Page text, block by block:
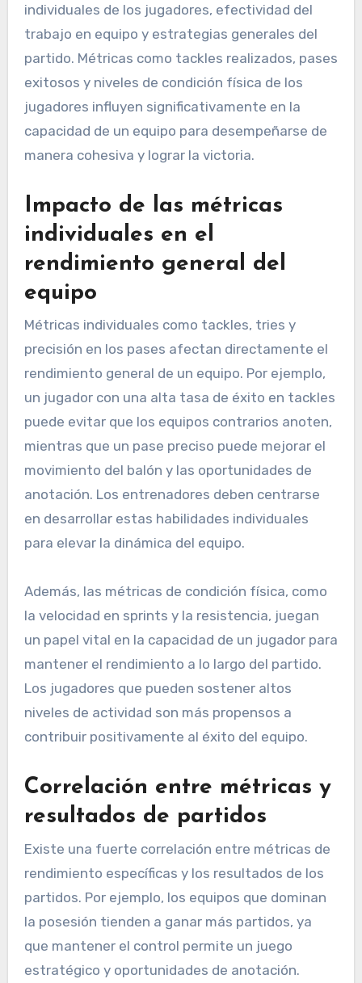
individuales de los jugadores, efectividad del
trabajo en equipo y estrategias generales del
partido. Métricas como tackles realizados, pases
exitosos y niveles de condición física de los
jugadores influyen significativamente en la
capacidad de un equipo para desempeñarse de
manera cohesiva y lograr la victoria.
Impacto de las métricas
individuales en el
rendimiento general del
equipo
Métricas individuales como tackles, tries y
precisión en los pases afectan directamente el
rendimiento general de un equipo. Por ejemplo,
un jugador con una alta tasa de éxito en tackles
puede evitar que los equipos contrarios anoten,
mientras que un pase preciso puede mejorar el
movimiento del balón y las oportunidades de
anotación. Los entrenadores deben centrarse
en desarrollar estas habilidades individuales
para elevar la dinámica del equipo.
Además, las métricas de condición física, como
la velocidad en sprints y la resistencia, juegan
un papel vital en la capacidad de un jugador para
mantener el rendimiento a lo largo del partido.
Los jugadores que pueden sostener altos
niveles de actividad son más propensos a
contribuir positivamente al éxito del equipo.
Correlación entre métricas y
resultados de partidos
Existe una fuerte correlación entre métricas de
rendimiento específicas y los resultados de los
partidos. Por ejemplo, los equipos que dominan
la posesión tienden a ganar más partidos, ya
que mantener el control permite un juego
estratégico y oportunidades de anotación.